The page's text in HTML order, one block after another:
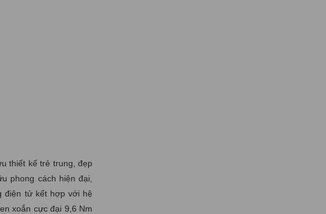
thiết kế trẻ trung, đẹp
phong cách hiện đại,
điện tử kết hợp với hệ
xoắn cực đại 9,6 Nm